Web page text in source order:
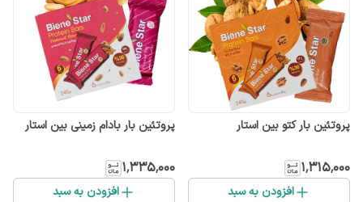
پروتئین بار کتو بین استار
۱٬۳۱۵٬۰۰۰
افزودن به سبد
پروتئین بار بادام زمینی بین استار
۱٬۳۳۵٬۰۰۰
افزودن به سبد